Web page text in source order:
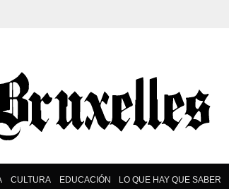
CULTURA EDUCACIÓN LO QUE HAY QUE SABER